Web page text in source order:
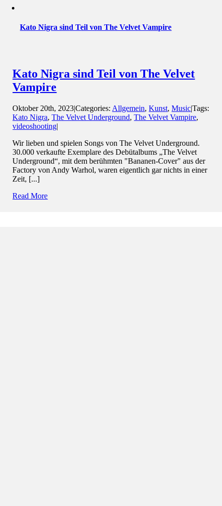
Kato Nigra sind Teil von The Velvet Vampire
Kato Nigra sind Teil von The Velvet
Vampire
Oktober 20th, 2023|Categories: Allgemein,Kunst,Music|Tags:
Kato Nigra,The Velvet Underground,The Velvet Vampire,
videoshooting|
Wir lieben und spielen Songs von The Velvet Underground.
30.000 verkaufte Exemplare des Debütalbums „The Velvet
Underground“, mit dem berühmten "Bananen-Cover" aus der
Factory von Andy Warhol, waren eigentlich gar nichts in einer
Zeit, [...]
Read More